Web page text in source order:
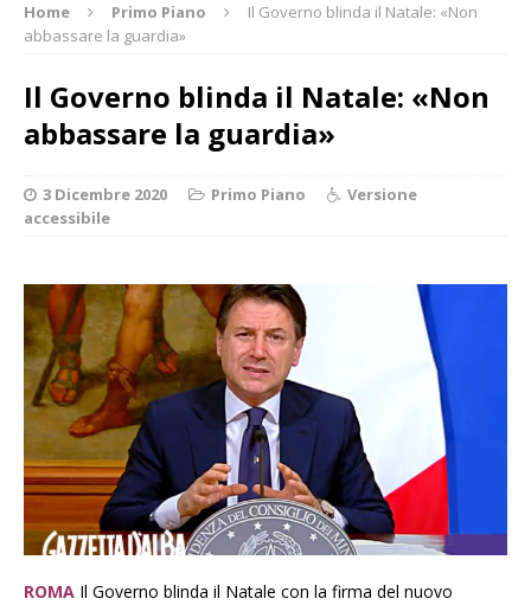
Home Primo Piano
Il Governo blinda il Natale: «Non
abbassare la guardia»
Il Governo blinda il Natale: «Non
abbassare la guardia»
3 Dicembre 2020 Primo Piano
Versione
accessibile
ROMA Il Governo blinda il Natale con la firma del nuovo